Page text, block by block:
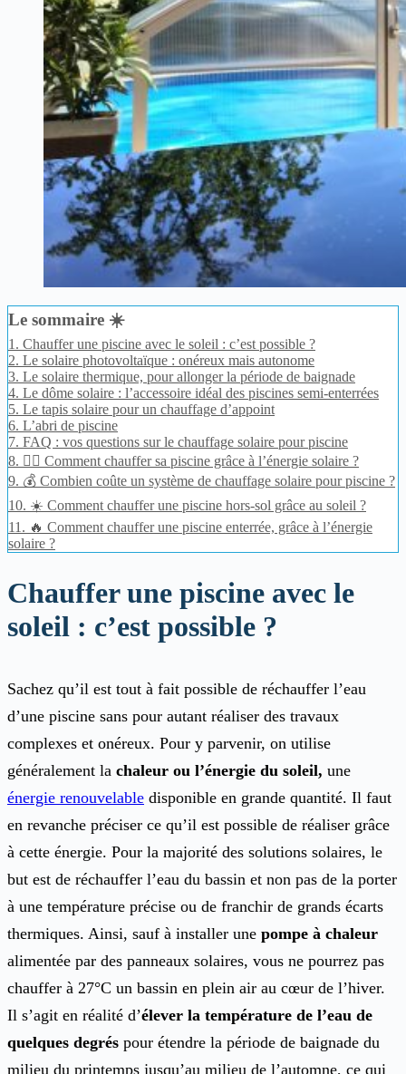
Le sommaire ☀️
1. Chauffer une piscine avec le soleil : c’est possible ?
2. Le solaire photovoltaïque : onéreux mais autonome
3. Le solaire thermique, pour allonger la période de baignade
4. Le dôme solaire : l’accessoire idéal des piscines semi-enterrées
5. Le tapis solaire pour un chauffage d’appoint
6. L’abri de piscine
7. FAQ : vos questions sur le chauffage solaire pour piscine
8. 🏊‍♂️ Comment chauffer sa piscine grâce à l’énergie solaire ?
9. 💰 Combien coûte un système de chauffage solaire pour piscine ?
10. ☀️ Comment chauffer une piscine hors-sol grâce au soleil ?
11. 🔥 Comment chauffer une piscine enterrée, grâce à l’énergie
solaire ?
Chauffer une piscine avec le
soleil : c’est possible ?
Sachez qu’il est tout à fait possible de réchauffer l’eau
d’une piscine sans pour autant réaliser des travaux
complexes et onéreux. Pour y parvenir, on utilise
généralement la chaleur ou l’énergie du soleil, une
énergie renouvelable disponible en grande quantité. Il faut
en revanche préciser ce qu’il est possible de réaliser grâce
à cette énergie. Pour la majorité des solutions solaires, le
but est de réchauffer l’eau du bassin et non pas de la porter
à une température précise ou de franchir de grands écarts
thermiques. Ainsi, sauf à installer une pompe à chaleur
alimentée par des panneaux solaires, vous ne pourrez pas
chauffer à 27°C un bassin en plein air au cœur de l’hiver.
Il s’agit en réalité d’élever la température de l’eau de
quelques degrés pour étendre la période de baignade du
milieu du printemps jusqu’au milieu de l’automne, ce qui